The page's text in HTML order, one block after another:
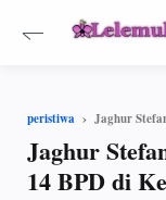
peristiwa
Jaghur
14 BPD di